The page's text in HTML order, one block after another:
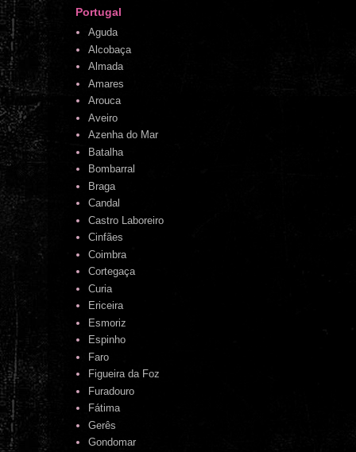
Portugal
Aguda
Alcobaça
Almada
Amares
Arouca
Aveiro
Azenha do Mar
Batalha
Bombarral
Braga
Candal
Castro Laboreiro
Cinfães
Coimbra
Cortegaça
Curia
Ericeira
Esmoriz
Espinho
Faro
Figueira da Foz
Furadouro
Fátima
Gerês
Gondomar